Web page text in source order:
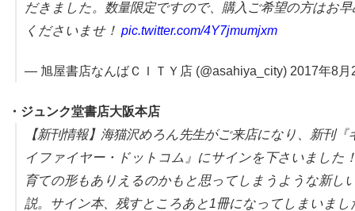
だきました。数量限定ですので、購入ご希望の方はお
くださいませ！ pic.twitter.com/4Y7jmumjxm
— 旭屋書店なんばＣＩＴＹ店 (@asahiya_city) 2017年8月
・ジュンク堂書店大阪本店
【新刊情報】海猫沢めろん先生がご来店になり、新刊『
イファイヤー・ドットコム』にサインを下さいました
育ての形もありえるのかもと思ってしまうような新し
説。サイン本、残すところあと1冊になってしまいまし